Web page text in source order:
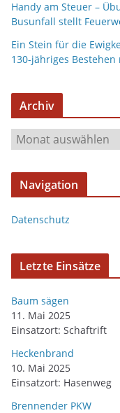
Handy am Steuer –
Busunfall stellt
Ein Stein für die
130-jähriges
Archiv
r
c
v
Navigation
Datenschutz
Letzte Einsätze
Baum sägen
11. Mai 2025
Einsatzort: Schaftrift
Heckenbrand
10. Mai 2025
Einsatzort: Hasenweg
Brennender PKW